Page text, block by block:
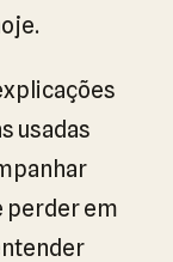
usadas
perder em